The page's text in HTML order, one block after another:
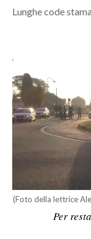
POLITICA
ECONOMIA
SERVIZI ALLE
LAVORO
SPORT IN
Lunghe code
(Foto della lettrice
Per